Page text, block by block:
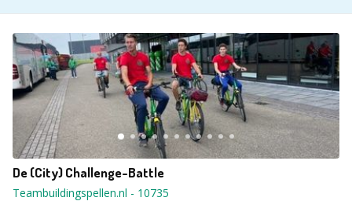
De (City) Challenge-Battle
Teambuildingspellen.nl - 10735